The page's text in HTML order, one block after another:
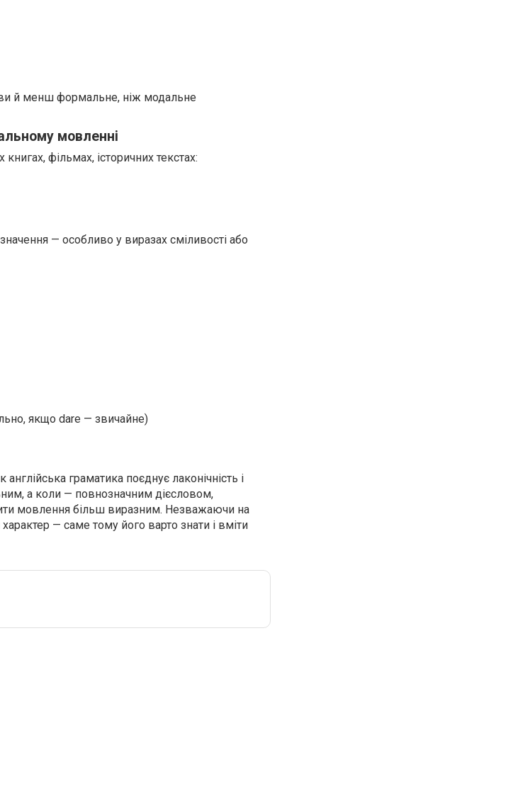
й менш формальне, ніж модальне
мовленні
фільмах, історичних текстах:
— особливо у виразах сміливості або
якщо dare — звичайне)
граматика поєднує лаконічність і
а коли — повнозначним дієсловом,
мовлення більш виразним. Незважаючи на
— саме тому його варто знати і вміти